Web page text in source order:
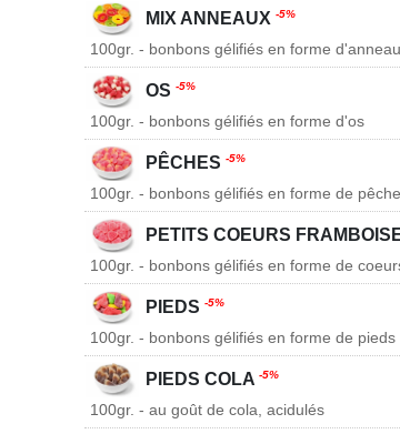
MIX ANNEAUX -5%
100gr. - bonbons gélifiés en forme
OS -5%
100gr. - bonbons gélifiés en forme d'os
PÊCHES -5%
100gr. - bonbons gélifiés en forme de
PETITS COEURS
100gr. - bonbons gélifiés en forme de
PIEDS -5%
100gr. - bonbons gélifiés en forme de pieds
PIEDS COLA -5%
100gr. - au goût de cola, acidulés